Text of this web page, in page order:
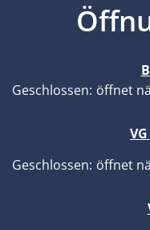
Klicken, um weitere
Geschlossen: öffnet
Klicken, um weitere
Geschlossen: öffnet